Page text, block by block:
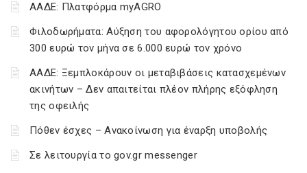
ΑΑΔΕ: Πλατφόρμα myAGRO
Φιλοδωρήματα: Αύξηση του αφορολόγητου ορίου από
300 ευρώ τον μήνα σε 6.000 ευρώ τον χρόνο
ΑΑΔΕ: Ξεμπλοκάρουν οι μεταβιβάσεις κατασχεμένων
ακινήτων – Δεν απαιτείται πλέον πλήρης εξόφληση
της οφειλής
Πόθεν έσχες – Ανακοίνωση για έναρξη υποβολής
Σε λειτουργία το gov.gr messenger